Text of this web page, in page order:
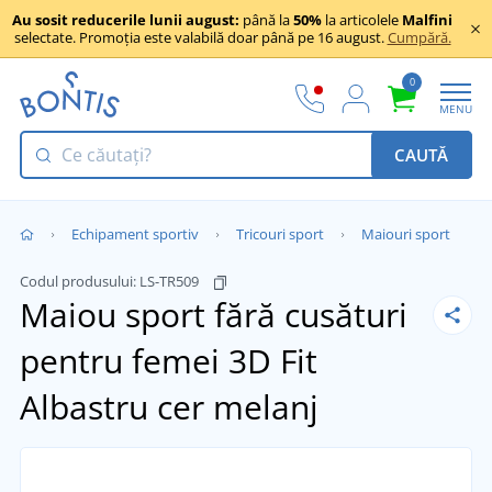
Au sosit reducerile lunii august: până la50% la articolele Malfini
selectate. Promoția este valabilă doar până pe 16 august.Cumpără.
0
MENU
CAUTĂ
Echipament sportiv Tricouri sport Maiouri sport
Codul produsului: LS-TR509
Maiou sport fără cusături
pentru femei 3D Fit
Albastru cer melanj